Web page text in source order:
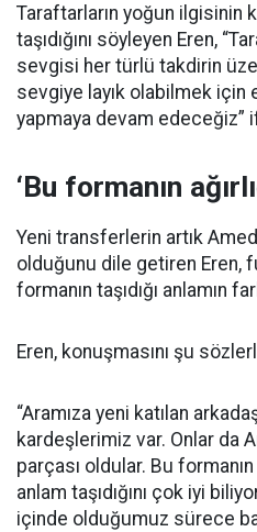
Taraftarların yoğun ilgisinin
taşıdığını söyleyen Eren,
sevgisi her türlü takdirin
sevgiye layık olabilmek için
yapmaya devam edeceğiz”
‘Bu formanın
Yeni transferlerin artık
olduğunu dile getiren Eren,
formanın taşıdığı anlamın
Eren, konuşmasını şu
“Aramıza yeni katılan
kardeşlerimiz var. Onlar da
parçası oldular. Bu formanın
anlam taşıdığını çok iyi
içinde olduğumuz sürece